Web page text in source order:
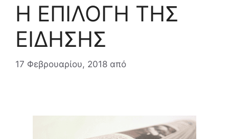
Η ΕΠΙΛΟΓΗ ΤΗΣ
ΕΙΔΗΣΗΣ
17 Φεβρουαρίου, 2018 από